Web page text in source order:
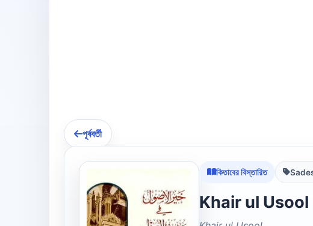
পূর্ববর্তী
কিতাবের বিস্তারিত